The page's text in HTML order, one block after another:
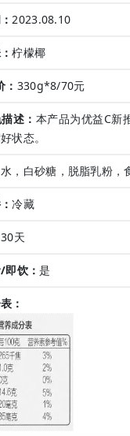
2023.08.10
柠檬椰
330g*8/70元
述： 本产品为优益C新
状态。
水，白砂糖，脱脂乳粉，
冷藏
30天
即饮：是
：